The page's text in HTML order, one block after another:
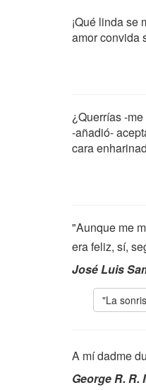
¡Qué linda se
amor convida
¿Querrías -
-añadió-
cara
"Aunque me
era feliz, sí,
José Luis
"La
A mí dadme
George R. R.